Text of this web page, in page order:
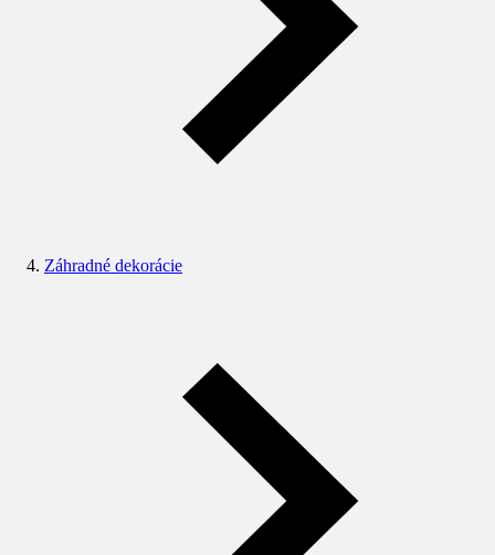
Záhradné dekorácie